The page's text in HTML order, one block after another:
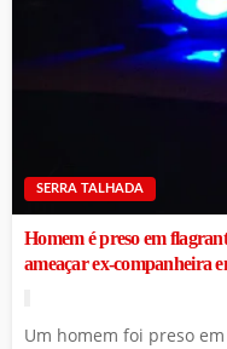
SERRA TALHADA
Homem é preso em
ameaçar ex-companheira
Um homem foi preso